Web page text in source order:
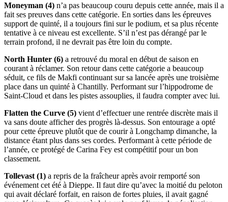
Moneyman (4) n’a pas beaucoup couru depuis cette année, mais il a
fait ses preuves dans cette catégorie. En sorties dans les épreuves
support de quinté, il a toujours fini sur le podium, et sa plus récente
tentative à ce niveau est excellente. S’il n’est pas dérangé par le
terrain profond, il ne devrait pas être loin du compte.
North Hunter (6) a retrouvé du moral en début de saison en
courant à réclamer. Son retour dans cette catégorie a beaucoup
séduit, ce fils de Makfi continuant sur sa lancée après une troisième
place dans un quinté à Chantilly. Performant sur l’hippodrome de
Saint-Cloud et dans les pistes assouplies, il faudra compter avec lui.
Flatten the Curve (5) vient d’effectuer une rentrée discrète mais il
va sans doute afficher des progrès là-dessus. Son entourage a opté
pour cette épreuve plutôt que de courir à Longchamp dimanche, la
distance étant plus dans ses cordes. Performant à cette période de
l’année, ce protégé de Carina Fey est compétitif pour un bon
classement.
Tollevast (1) a repris de la fraîcheur après avoir remporté son
événement cet été à Dieppe. Il faut dire qu’avec la moitié du peloton
qui avait déclaré forfait, en raison de fortes pluies, il avait gagné